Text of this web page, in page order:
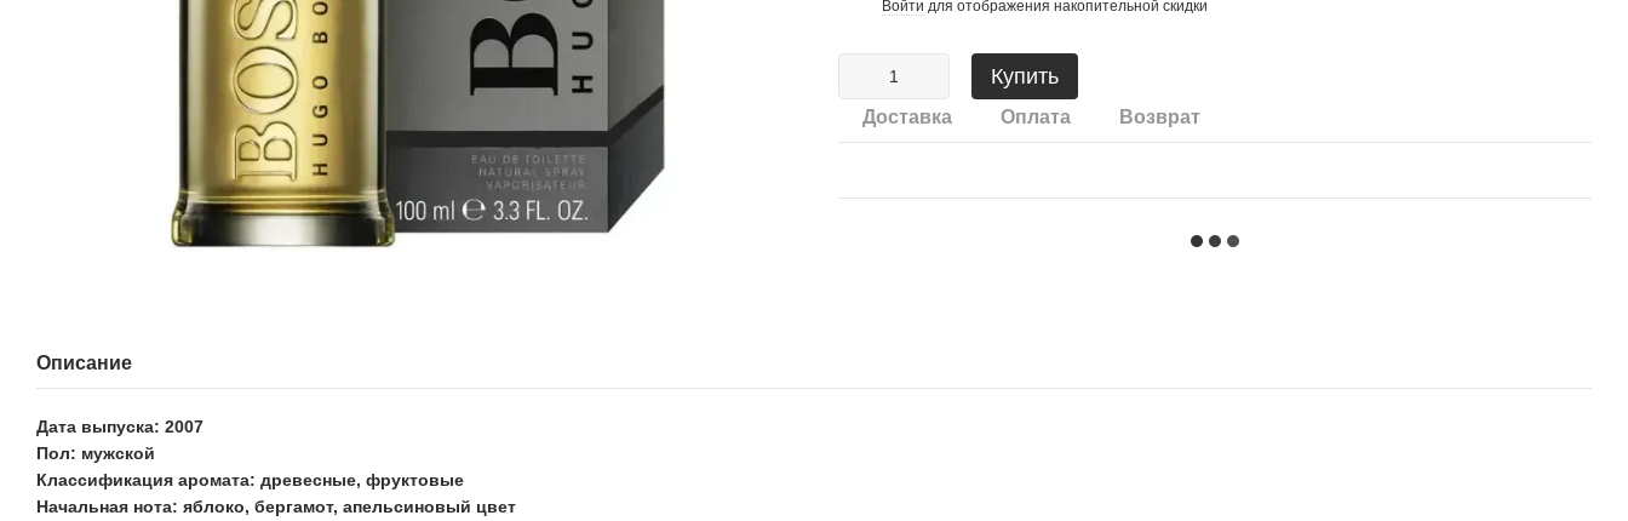
Войти для отображения накопительной скидки
Купить
Доставка Оплата Возврат
Описание
Дата выпуска: 2007
Пол: мужской
Классификация аромата: древесные, фруктовые
Начальная нота: яблоко, бергамот, апельсиновый цвет